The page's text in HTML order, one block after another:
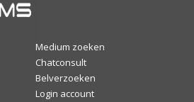
Medium zoeken
Chatconsult
Belverzoeken
Login account